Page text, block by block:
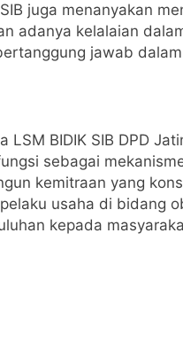
juga menanyakan
adanya kelalaian
jawab
LSM BIDIK SIB DPD
sebagai
kemitraan yang
usaha di bidang
kepada